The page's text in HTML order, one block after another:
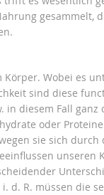
gesammelt,
Wobei es
sind diese
in diesem Fall ganz
oder
sie sich durch
unseren
d. R. müssen die